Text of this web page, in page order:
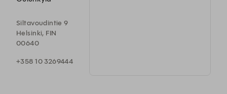
Siltavoudintie 9
Helsinki, FIN
00640
+358 10 3269444